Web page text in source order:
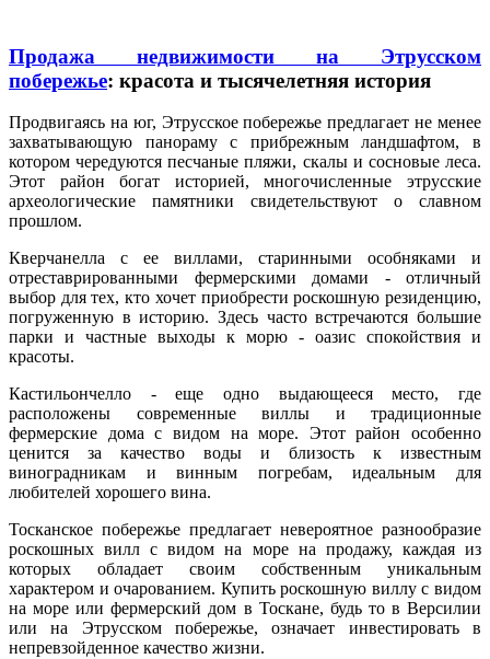
Продажа недвижимости на Этрусском
побережье: красота и тысячелетняя история
Продвигаясь на юг, Этрусское побережье предлагает не менее
захватывающую панораму с прибрежным ландшафтом, в
котором чередуются песчаные пляжи, скалы и сосновые леса.
Этот район богат историей, многочисленные этрусские
археологические памятники свидетельствуют о славном
прошлом.
Кверчанелла с ее виллами, старинными особняками и
отреставрированными фермерскими домами - отличный
выбор для тех, кто хочет приобрести роскошную резиденцию,
погруженную в историю. Здесь часто встречаются большие
парки и частные выходы к морю - оазис спокойствия и
красоты.
Кастильончелло - еще одно выдающееся место, где
расположены современные виллы и традиционные
фермерские дома с видом на море. Этот район особенно
ценится за качество воды и близость к известным
виноградникам и винным погребам, идеальным для
любителей хорошего вина.
Тосканское побережье предлагает невероятное разнообразие
роскошных вилл с видом на море на продажу, каждая из
которых обладает своим собственным уникальным
характером и очарованием. Купить роскошную виллу с видом
на море или фермерский дом в Тоскане, будь то в Версилии
или на Этрусском побережье, означает инвестировать в
непревзойденное качество жизни.